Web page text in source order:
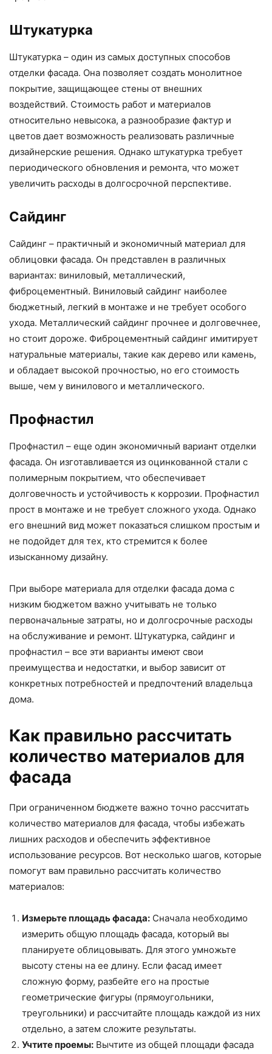
Штукатурка
Штукатурка – один из самых доступных способов
отделки фасада. Она позволяет создать монолитное
покрытие, защищающее стены от внешних
воздействий. Стоимость работ и материалов
относительно невысока, а разнообразие фактур и
цветов дает возможность реализовать различные
дизайнерские решения. Однако штукатурка требует
периодического обновления и ремонта, что может
увеличить расходы в долгосрочной перспективе.
Сайдинг
Сайдинг – практичный и экономичный материал для
облицовки фасада. Он представлен в различных
вариантах: виниловый, металлический,
фиброцементный. Виниловый сайдинг наиболее
бюджетный, легкий в монтаже и не требует особого
ухода. Металлический сайдинг прочнее и долговечнее,
но стоит дороже. Фиброцементный сайдинг имитирует
натуральные материалы, такие как дерево или камень,
и обладает высокой прочностью, но его стоимость
выше, чем у винилового и металлического.
Профнастил
Профнастил – еще один экономичный вариант отделки
фасада. Он изготавливается из оцинкованной стали с
полимерным покрытием, что обеспечивает
долговечность и устойчивость к коррозии. Профнастил
прост в монтаже и не требует сложного ухода. Однако
его внешний вид может показаться слишком простым и
не подойдет для тех, кто стремится к более
изысканному дизайну.
При выборе материала для отделки фасада дома с
низким бюджетом важно учитывать не только
первоначальные затраты, но и долгосрочные расходы
на обслуживание и ремонт. Штукатурка, сайдинг и
профнастил – все эти варианты имеют свои
преимущества и недостатки, и выбор зависит от
конкретных потребностей и предпочтений владельца
дома.
Как правильно рассчитать
количество материалов для
фасада
При ограниченном бюджете важно точно рассчитать
количество материалов для фасада, чтобы избежать
лишних расходов и обеспечить эффективное
использование ресурсов. Вот несколько шагов, которые
помогут вам правильно рассчитать количество
материалов:
Измерьте площадь фасада: Сначала необходимо
измерить общую площадь фасада, который вы
планируете облицовывать. Для этого умножьте
высоту стены на ее длину. Если фасад имеет
сложную форму, разбейте его на простые
геометрические фигуры (прямоугольники,
треугольники) и рассчитайте площадь каждой из них
отдельно, а затем сложите результаты.
Учтите проемы: Вычтите из общей площади фасада